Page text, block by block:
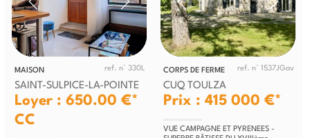
MAISON ref. n° 330L
SAINT-SULPICE-LA-POINTE
Loyer : 650.00 €*
CC
CORPS DE FERME ref. n° 1537JGav
CUQ TOULZA
Prix : 415 000 €*
VUE CAMPAGNE ET PYRENEES -